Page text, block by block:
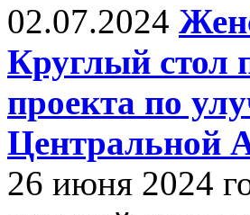
02.07.2024
Круглый стол
проекта по
Центральной
26 июня 2024